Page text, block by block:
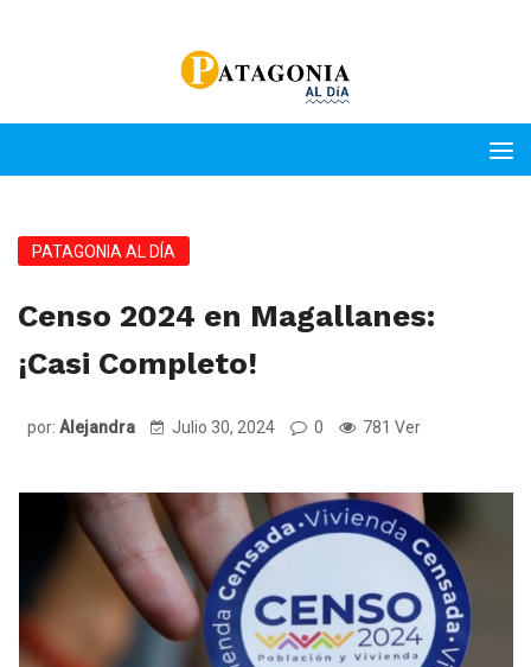
PATAGONIA AL DÍA
Censo 2024 en Magallanes:
¡Casi Completo!
por: Alejandra Julio 30, 2024 0 781 Ver